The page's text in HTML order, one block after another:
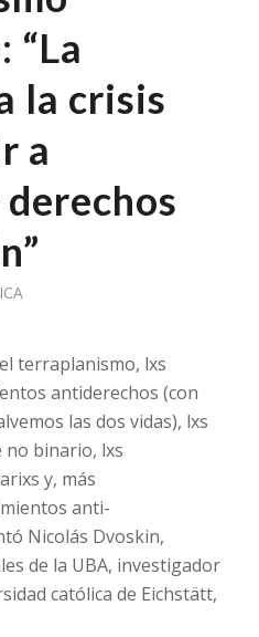
“La
la crisis
a
terraplanismo, lxs
antiderechos (con
las dos vidas), lxs
no binario, lxs
y, más
anti-
Nicolás Dvoskin,
de la UBA, investigador
católica de Eichstätt,